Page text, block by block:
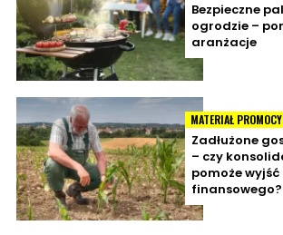
Bezpieczne
ogrodzie –
aranżacje
MATERIAŁ
Zadłużone
– czy
pomoże wyjść
finansowego?